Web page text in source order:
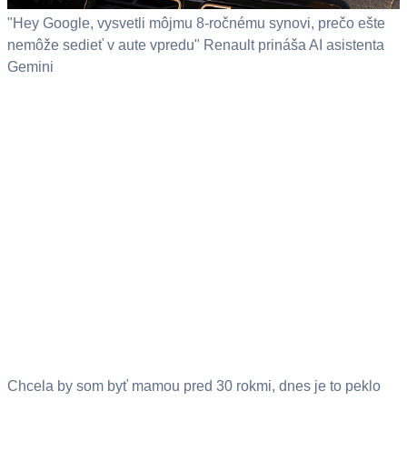
"Hey Google, vysvetli môjmu 8-ročnému synovi, prečo ešte
nemôže sedieť v aute vpredu" Renault prináša AI asistenta
Gemini
Chcela by som byť mamou pred 30 rokmi, dnes je to peklo